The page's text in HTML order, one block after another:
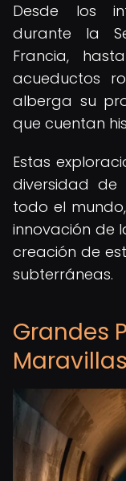
Desde los
durante la
Francia,
acueductos
alberga su
que cuentan
Estas
diversidad
todo el
innovación de
creación de
subterráneas.
Grandes